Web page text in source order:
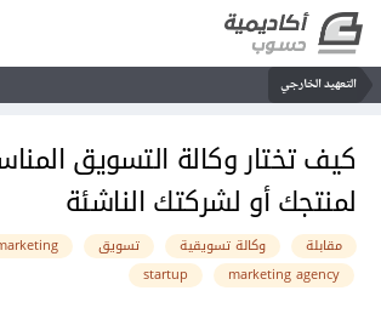
التعهيد الخارجي
كيف تختار وكالة التسويق
لمنتجك أو لشركتك الناشئة
مقابلة وكالة تسويقية تسويق
marketing agency
startup